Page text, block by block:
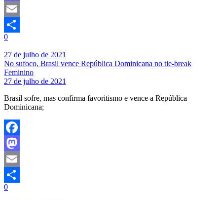
Mastodon
Email
Share
0
27 de julho de 2021
No sufoco, Brasil vence República Dominicana no tie-break
Feminino
27 de julho de 2021
Brasil sofre, mas confirma favoritismo e vence a República
Dominicana;
Facebook
Mastodon
Email
Share
0